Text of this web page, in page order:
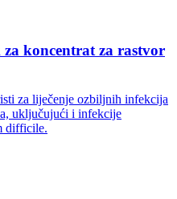
koncentrat za rastvor
za liječenje ozbiljnih infekcija
uključujući i infekcije
difficile.